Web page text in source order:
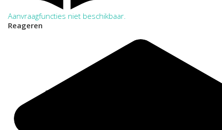
Aanvraagfuncties niet beschikbaar.
Reageren